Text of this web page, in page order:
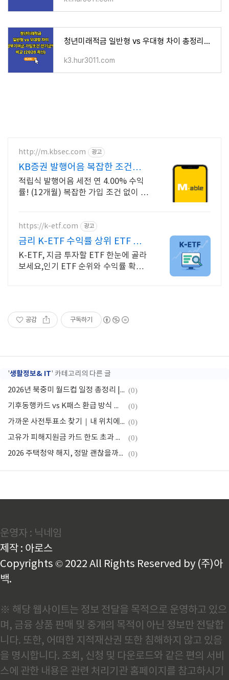
청년미래적금 일반형 vs 우대형 차이 총정리｜정부기여금·가입조건·만기금액 비교 (2026 최신)
k3.hur3011.com
http://m.kbsec.com 광고
KB증권 발행어음 복잡한 조건없
이 누구나
적립식 발행어음 세전 연 4.00% 수익
률! (12개월) 복잡한 가입 조건 없이 자
https://k-etf.com 광고
금리 K-ETF 수익률 상위 ETF 한
눈에!
K-ETF, 지금 투자할 ETF 한눈에 골라
보세요,인기 ETF 순위와 수익률 확인
공감 구독하기
'생활정보& IT' 카테고리의 다른 글
2026년 북중미 월드컵 일정 총정리 | 개막전·결승전·한국 경기 일정 (0)
기후동행카드 vs K패스 환급 방식 차이점 총정리: 나에게 맞는 교통카드는? (0)
가까운 사전투표소 찾기｜내 위치에서 가장 빠르게 확인하는 방법 (0)
고유가 피해지원금 카드 한도 초과 이유 인천 추가지원금 5만원 먼저 써야 할까? (0)
2026 주택청약 해지, 정말 괜찮을까? 꼭 알아야 할 3가지 핵심과 Q&A 5 (0)
운영자 : 닉네임
제작 : 아로스
Copyrights © 2022 All Rights Reserved by (주)아
백.
※ 해당 웹사이트는 정보 전달을 목적으로 운영하고 있으
며, 금융 상품 판매 및 중개의 목적이 아닌 정보만 전달합
니다. 또한, 어떠한 지적재산권 또한 침해하지 않고 있음
을 명시합니다. 조회, 신청 및 다운로드와 같은 편의 서비
스에 관한 내용은 관련 처리기관 홈페이지를 참고하시기